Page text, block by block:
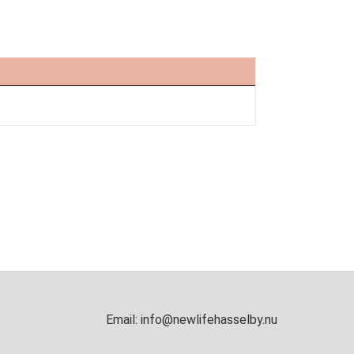
Email: info@newlifehasselby.nu